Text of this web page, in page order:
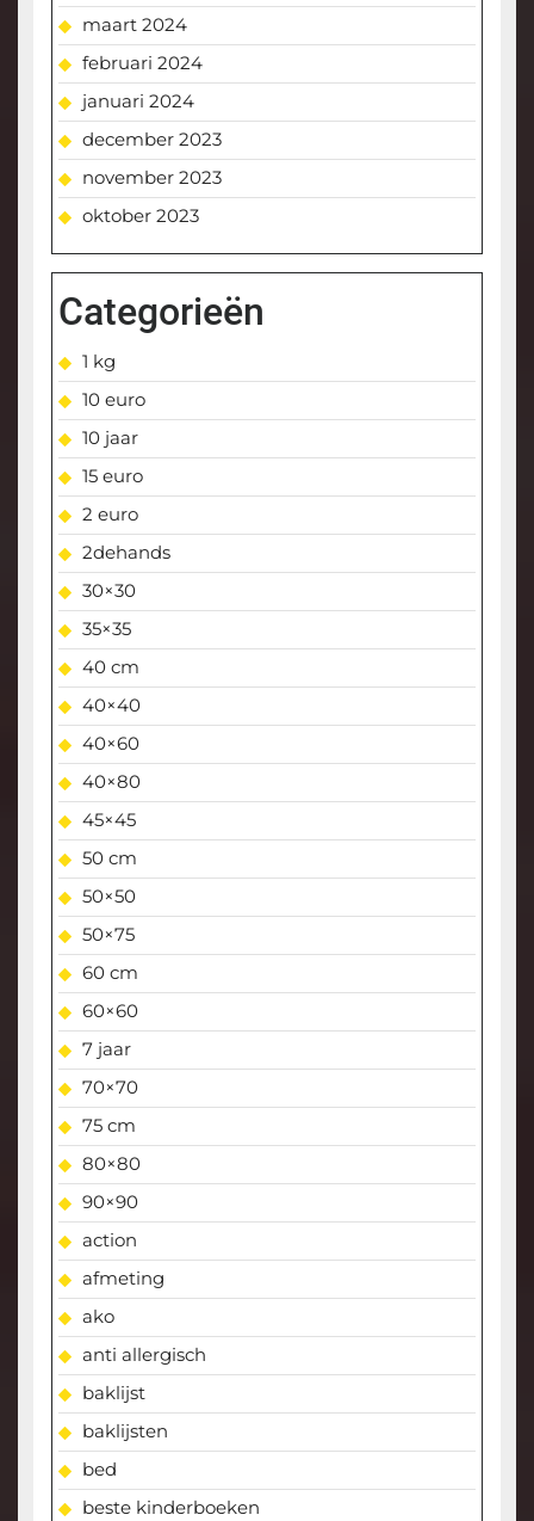
maart 2024
februari 2024
januari 2024
december 2023
november 2023
oktober 2023
Categorieën
1 kg
10 euro
10 jaar
15 euro
2 euro
2dehands
30×30
35×35
40 cm
40×40
40×60
40×80
45×45
50 cm
50×50
50×75
60 cm
60×60
7 jaar
70×70
75 cm
80×80
90×90
action
afmeting
ako
anti allergisch
baklijst
baklijsten
bed
beste kinderboeken